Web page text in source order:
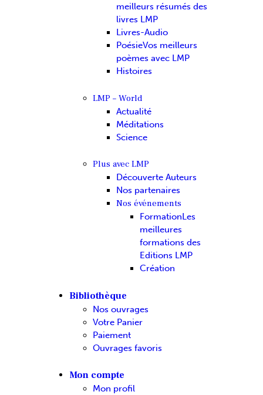
meilleurs résumés des
livres LMP
Livres-Audio
PoésieVos meilleurs
poèmes avec LMP
Histoires
LMP – World
Actualité
Méditations
Science
Plus avec LMP
Découverte Auteurs
Nos partenaires
Nos événements
FormationLes
meilleures
formations des
Editions LMP
Création
Bibliothèque
Nos ouvrages
Votre Panier
Paiement
Ouvrages favoris
Mon compte
Mon profil